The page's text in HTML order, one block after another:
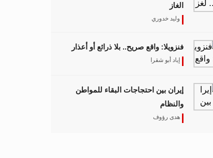
الغاز
وليد خدوري
فنزويلا: واقع صريح.. بلا ذرائع أو أعذار
إياد أبو شقرا
إيران بين احتجاجات البقاء للمواطن
والنظام
هدى رؤوف